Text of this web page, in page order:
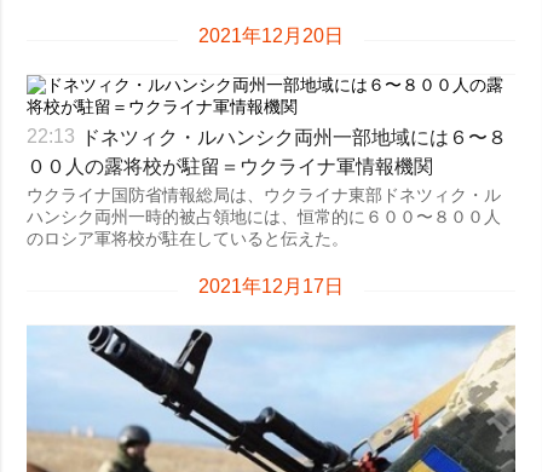
2021年12月20日
22:13
ドネツィク・ルハンシク両州一部地域には６〜８
００人の露将校が駐留＝ウクライナ軍情報機関
ウクライナ国防省情報総局は、ウクライナ東部ドネツィク・ル
ハンシク両州一時的被占領地には、恒常的に６００〜８００人
のロシア軍将校が駐在していると伝えた。
2021年12月17日